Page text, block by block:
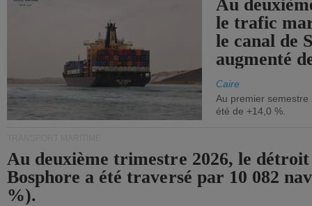
Au
le trafic
le canal de
augmenté
Caire
Au premier
été de +14,0 %.
Au deuxième trimestre 2026, le
Bosphore a été traversé par 10 082
%).